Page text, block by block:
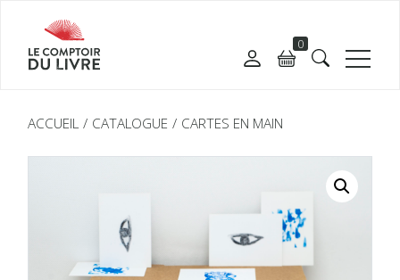
0
ACCUEIL CATALOGUE CARTES EN MAIN